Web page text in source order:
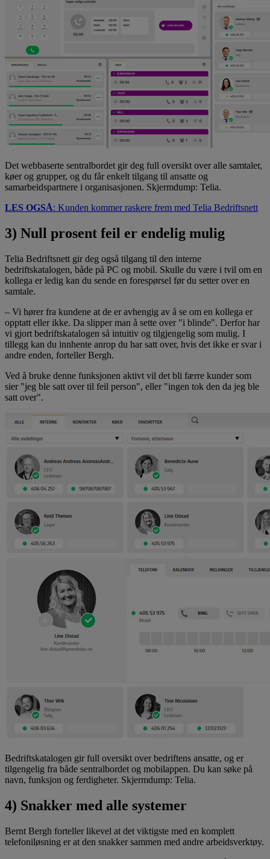
Det webbaserte sentralbordet gir deg full oversikt over alle samtaler,
køer og grupper, og du får enkelt tilgang til ansatte og
samarbeidspartnere i organisasjonen. Skjermdump: Telia.
LES OGSÅ: Kunden kommer raskere frem med Telia Bedriftsnett
3) Null prosent feil er endelig mulig
Telia Bedriftsnett gir deg også tilgang til den interne
bedriftskatalogen, både på PC og mobil. Skulle du være i tvil om en
kollega er ledig kan du sende en forespørsel før du setter over en
samtale.
– Vi hører fra kundene at de er avhengig av å se om en kollega er
opptatt eller ikke. Da slipper man å sette over "i blinde". Derfor har
vi gjort bedriftskatalogen så intuitiv og tilgjengelig som mulig. I
tillegg kan du innhente anrop du har satt over, hvis det ikke er svar i
andre enden, forteller Bergh.
Ved å bruke denne funksjonen aktivt vil det bli færre kunder som
sier "jeg ble satt over til feil person", eller "ingen tok den da jeg ble
satt over".
Bedriftskatalogen gir full oversikt over bedriftens ansatte, og er
tilgengelig fra både sentralbordet og mobilappen. Du kan søke på
navn, funksjon og ferdigheter. Skjermdump: Telia.
4) Snakker med alle systemer
Bernt Bergh forteller likevel at det viktigste med en komplett
telefoniløsning er at den snakker sammen med andre arbeidsverktøy.